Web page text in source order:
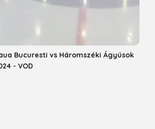
Bucuresti vs Háromszéki Ágyúsok
- VOD